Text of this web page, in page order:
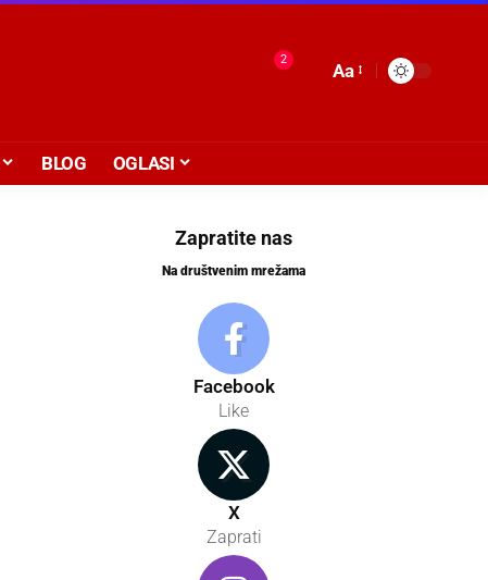
2
Aa
BLOG OGLASI
Zapratite nas
Na društvenim mrežama
Facebook
Like
X
Zaprati